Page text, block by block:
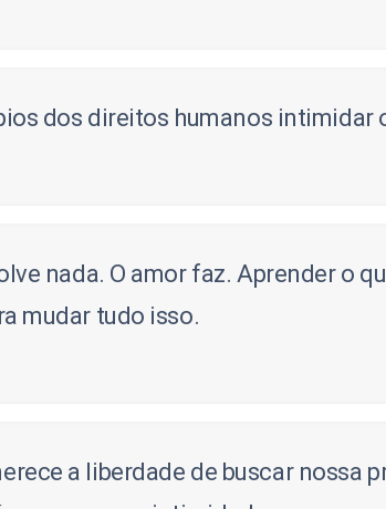
dos direitos humanos intimidar
nada. O amor faz. Aprender o
mudar tudo isso.
a liberdade de buscar nossa